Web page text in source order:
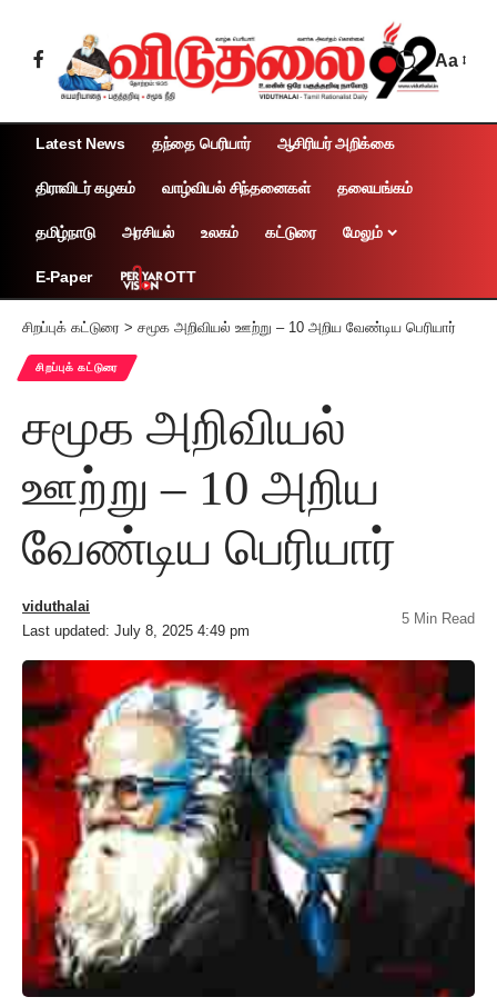
Aa
Latest News தந்தை பெரியார் ஆசிரியர் அறிக்கை
திராவிடர் கழகம் வாழ்வியல் சிந்தனைகள் தலையங்கம்
தமிழ்நாடு அரசியல் உலகம் கட்டுரை மேலும்
E-Paper OTT
சிறப்புக் கட்டுரை > சமூக அறிவியல் ஊற்று – 10 அறிய வேண்டிய பெரியார்
சிறப்புக் கட்டுரை
சமூக அறிவியல்
ஊற்று – 10 அறிய
வேண்டிய பெரியார்
Last updated: July 8, 2025 4:49 pm
viduthalai
5 Min Read